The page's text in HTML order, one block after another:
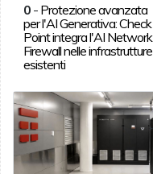
0- Protezione avanzata
per l'AI Generativa: Check
Point integra l'AI Network
Firewall nelle infrastrutture
esistenti